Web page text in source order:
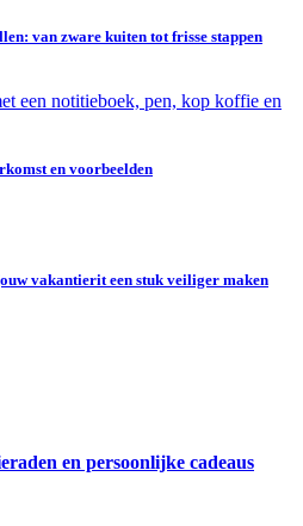
van zware kuiten tot frisse stappen
en voorbeelden
vakantierit een stuk veiliger maken
en persoonlijke cadeaus